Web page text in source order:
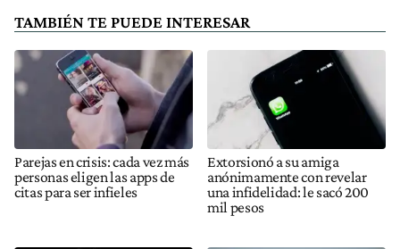
TAMBIÉN TE PUEDE INTERESAR
Parejas en crisis: cada vez más
personas eligen las apps de
citas para ser infieles
Extorsionó a su amiga
anónimamente con revelar
una infidelidad: le sacó 200
mil pesos